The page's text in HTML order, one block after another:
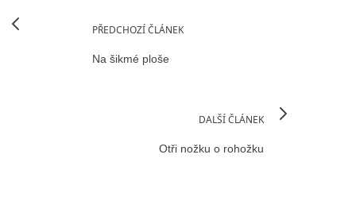
PŘEDCHOZÍ ČLÁNEK
Na šikmé ploše
DALŠÍ ČLÁNEK
Otři nožku o rohožku